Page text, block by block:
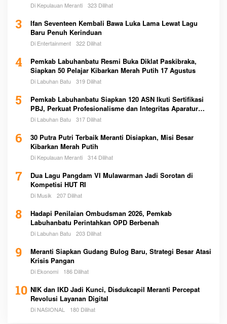
Di Kepulauan Meranti 323 Dilihat
3
Ifan Seventeen Kembali Bawa Luka Lama Lewat Lagu
Baru Penuh Kerinduan
Di Entertainment 322 Dilihat
4
Pemkab Labuhanbatu Resmi Buka Diklat Paskibraka,
Siapkan 50 Pelajar Kibarkan Merah Putih 17 Agustus
Di Labuhan Batu 319 Dilihat
5
Pemkab Labuhanbatu Siapkan 120 ASN Ikuti Sertifikasi
PBJ, Perkuat Profesionalisme dan Integritas Aparatur
Pemerintah
Di Labuhan Batu 317 Dilihat
6
30 Putra Putri Terbaik Meranti Disiapkan, Misi Besar
Kibarkan Merah Putih
Di Kepulauan Meranti 314 Dilihat
7
Dua Lagu Pangdam VI Mulawarman Jadi Sorotan di
Kompetisi HUT RI
Di Musik 207 Dilihat
8
Hadapi Penilaian Ombudsman 2026, Pemkab
Labuhanbatu Perintahkan OPD Berbenah
Di Labuhan Batu 203 Dilihat
9
Meranti Siapkan Gudang Bulog Baru, Strategi Besar Atasi
Krisis Pangan
Di Ekonomi 186 Dilihat
10 NIK dan IKD Jadi Kunci, Disdukcapil Meranti Percepat
Revolusi Layanan Digital
Di NASIONAL 180 Dilihat